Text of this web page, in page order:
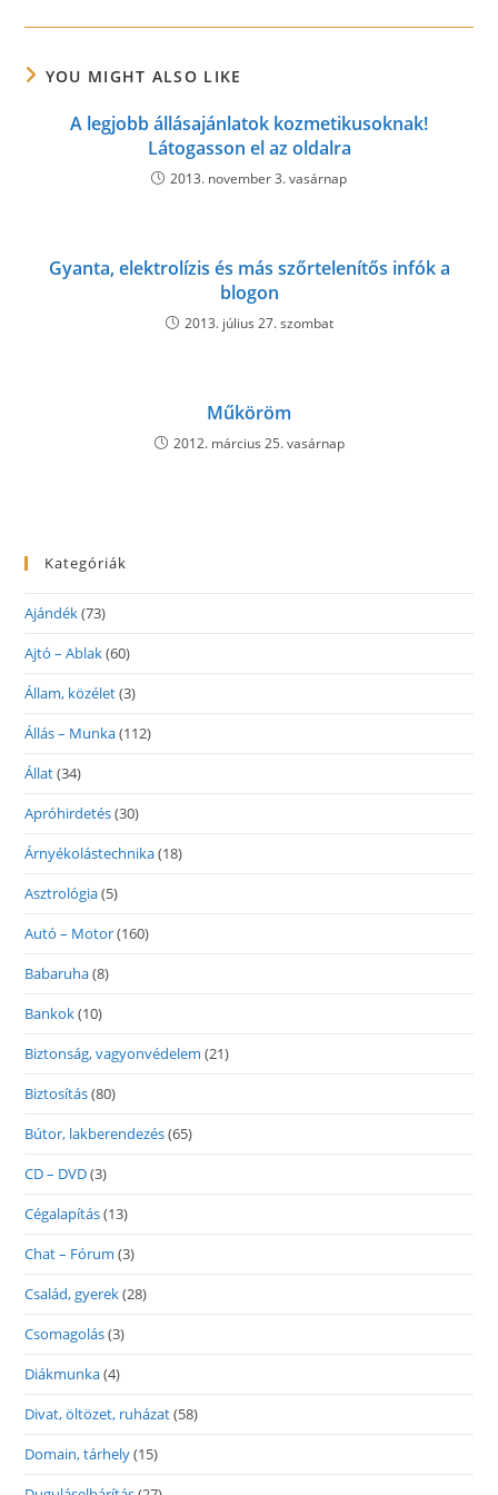
YOU MIGHT ALSO LIKE
A legjobb állásajánlatok kozmetikusoknak!
Látogasson el az oldalra
2013. november 3. vasárnap
Gyanta, elektrolízis és más szőrtelenítős infók a
blogon
2013. július 27. szombat
Műköröm
2012. március 25. vasárnap
Kategóriák
Ajándék(73)
Ajtó – Ablak(60)
Állam, közélet(3)
Állás – Munka(112)
Állat(34)
Apróhirdetés(30)
Árnyékolástechnika(18)
Asztrológia(5)
Autó – Motor(160)
Babaruha(8)
Bankok(10)
Biztonság, vagyonvédelem (21)
Biztosítás(80)
Bútor, lakberendezés(65)
CD – DVD(3)
Cégalapítás(13)
Chat – Fórum (3)
Család, gyerek(28)
Csomagolás(3)
Diákmunka(4)
Divat, öltözet, ruházat(58)
Domain, tárhely(15)